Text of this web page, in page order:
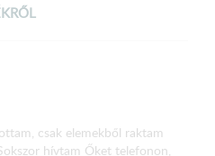
kerül kiszállításra!
csak elemekből raktam
hívtam Őket telefonon,